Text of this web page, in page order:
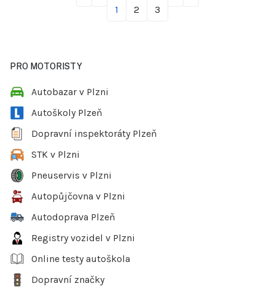
1 2 3
PRO MOTORISTY
Autobazar v Plzni
Autoškoly Plzeň
Dopravní inspektoráty Plzeň
STK v Plzni
Pneuservis v Plzni
Autopůjčovna v Plzni
Autodoprava Plzeň
Registry vozidel v Plzni
Online testy autoškola
Dopravní značky